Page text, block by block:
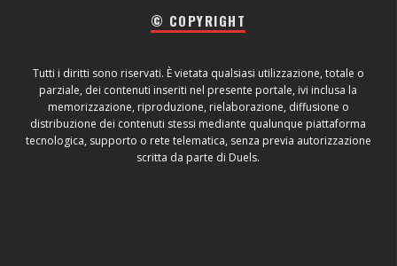
© COPYRIGHT
Tutti i diritti sono riservati. È vietata qualsiasi utilizzazione, totale o
parziale, dei contenuti inseriti nel presente portale, ivi inclusa la
memorizzazione, riproduzione, rielaborazione, diffusione o
distribuzione dei contenuti stessi mediante qualunque piattaforma
tecnologica, supporto o rete telematica, senza previa autorizzazione
scritta da parte di Duels.